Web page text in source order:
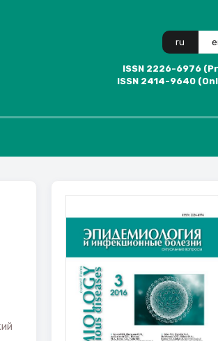
ru
ISSN 2226-6976
ISSN 2414-9640